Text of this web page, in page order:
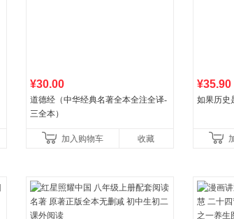
¥30.00
道德经（中华经典名著全本全注全译-
三全本）
加入购物车 收藏
¥35.90
如果历史